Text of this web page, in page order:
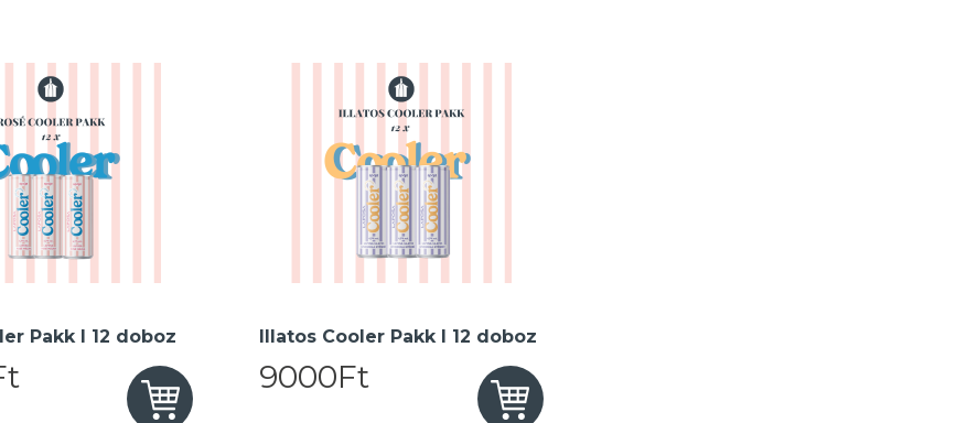
Pakk I 12 doboz Illatos Cooler Pakk I 12 doboz
9000Ft